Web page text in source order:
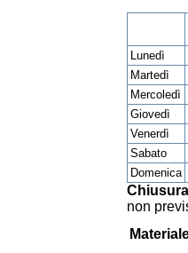
Lunedì
Martedì
Mercoledì
Giovedì
Venerdì
Sabato
Domenica
non